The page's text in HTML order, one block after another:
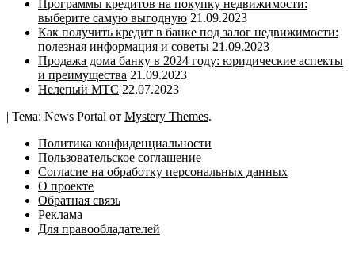
Программы кредитов на покупку недвижимости:
выберите самую выгодную 21.09.2023
Как получить кредит в банке под залог недвижимости:
полезная информация и советы 21.09.2023
Продажа дома банку в 2024 году: юридические аспекты
и преимущества 21.09.2023
Нелепый МТС 22.07.2023
| Тема: News Portal от Mystery Themes.
Политика конфиденциальности
Пользовательское соглашение
Согласие на обработку персональных данных
О проекте
Обратная связь
Реклама
Для правообладателей